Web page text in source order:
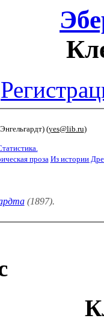
(yes@lib.ru)
проза Из истории
(1897).